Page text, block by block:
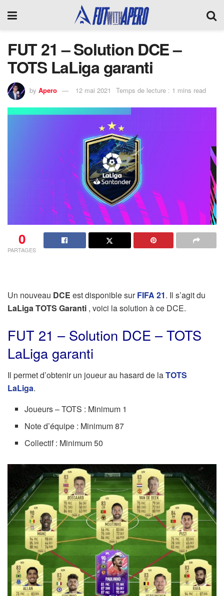
FUT 21 – Solution DCE –
TOTS LaLiga garanti
by Apero 12 mai 2021 Temps de lecture : 1 mins read
0
PARTAGES
Un nouveau DCE est disponible surFIFA 21. Il s’agit du
LaLiga TOTS Garanti , voici la solution à ce DCE.
FUT 21 – Solution DCE – TOTS
LaLiga garanti
Il permet d’obtenir un joueur au hasard de laTOTS
LaLiga.
Joueurs – TOTS : Minimum 1
Note d’équipe : Minimum 87
Collectif : Minimum 50